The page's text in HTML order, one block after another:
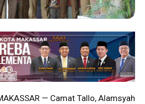
— Camat Tallo, Alamsyah